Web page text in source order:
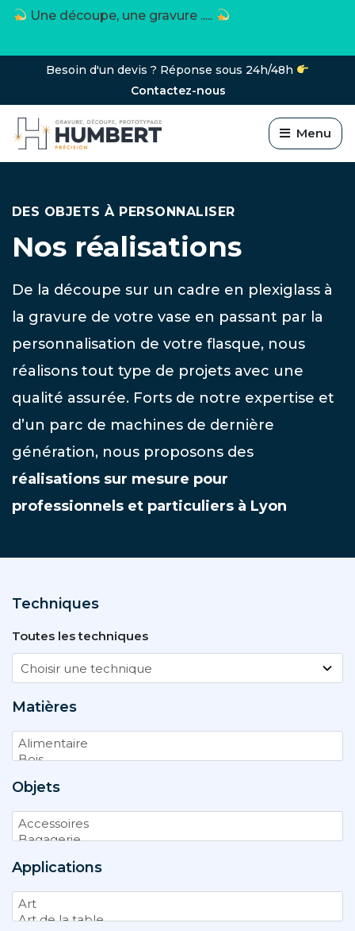
Toutes les matières et tous les objets
Besoin d'un devis ? Réponse sous 24h/48h
Contactez-nous
Menu
DES OBJETS À PERSONNALISER
Nos réalisations
De la découpe sur un cadre en plexiglass à
la gravure de votre vase en passant par la
personnalisation de votre flasque, nous
réalisons tout type de projets avec une
qualité assurée. Forts de notre expertise et
d’un parc de machines de dernière
génération, nous proposons des
réalisations sur mesure pour
professionnels et particuliers à Lyon
Techniques
Toutes les techniques
Matières
Objets
Applications